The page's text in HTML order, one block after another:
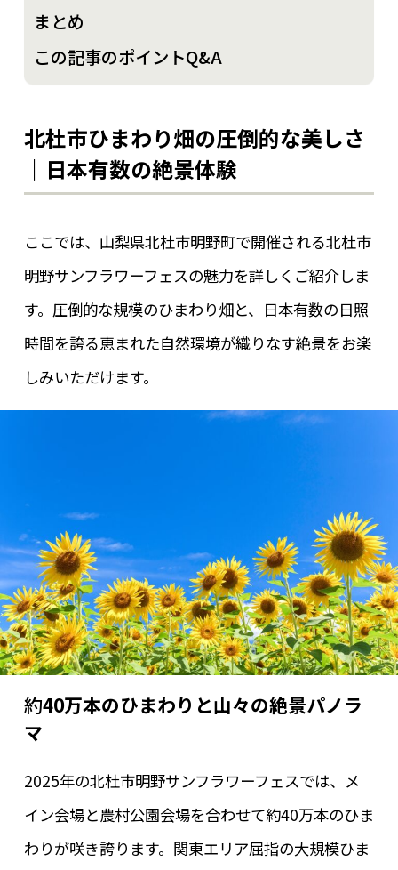
まとめ
この記事のポイントQ&A
北杜市ひまわり畑の圧倒的な美しさ
｜日本有数の絶景体験
ここでは、山梨県北杜市明野町で開催される北杜市
明野サンフラワーフェスの魅力を詳しくご紹介しま
す。圧倒的な規模のひまわり畑と、日本有数の日照
時間を誇る恵まれた自然環境が織りなす絶景をお楽
しみいただけます。
約40万本のひまわりと山々の絶景パノラ
マ
2025年の北杜市明野サンフラワーフェスでは、メ
イン会場と農村公園会場を合わせて約40万本のひま
わりが咲き誇ります。関東エリア屈指の大規模ひま